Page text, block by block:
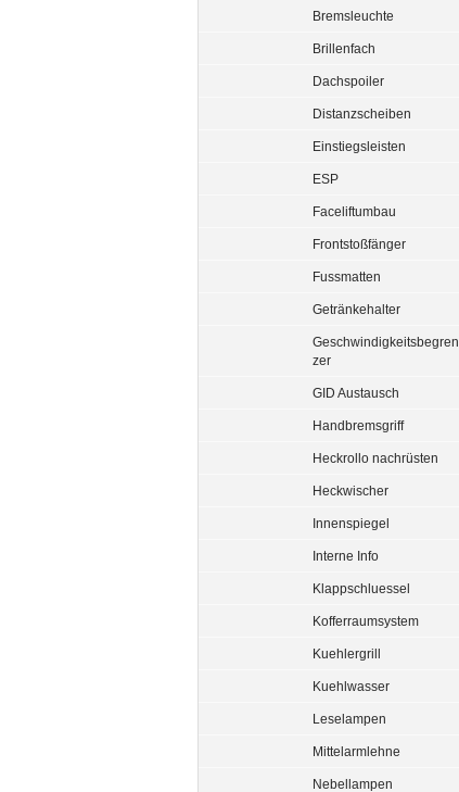
Bremsleuchte
Brillenfach
Dachspoiler
Distanzscheiben
Einstiegsleisten
ESP
Faceliftumbau
Frontstoßfänger
Fussmatten
Getränkehalter
Geschwindigkeitsbegren
zer
GID Austausch
Handbremsgriff
Heckrollo nachrüsten
Heckwischer
Innenspiegel
Interne Info
Klappschluessel
Kofferraumsystem
Kuehlergrill
Kuehlwasser
Leselampen
Mittelarmlehne
Nebellampen